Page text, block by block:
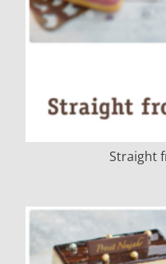
Straight